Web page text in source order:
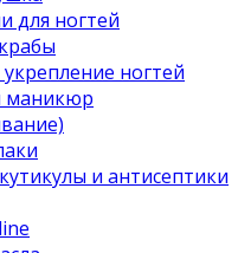
для ногтей
ногтей
маникюр
и антисептики